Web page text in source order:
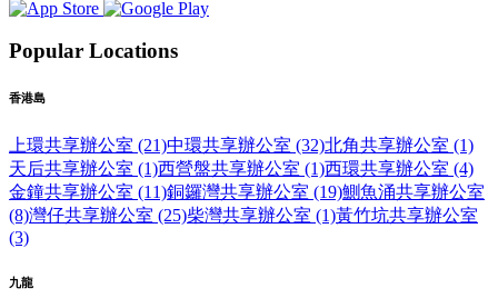
Popular Locations
香港島
上環共享辦公室 (21)中環共享辦公室 (32)北角共享辦公室 (1)
天后共享辦公室 (1)西營盤共享辦公室 (1)西環共享辦公室 (4)
金鐘共享辦公室 (11)銅鑼灣共享辦公室 (19)鰂魚涌共享辦公室
(8)灣仔共享辦公室 (25)柴灣共享辦公室 (1)黃竹坑共享辦公室
(3)
九龍